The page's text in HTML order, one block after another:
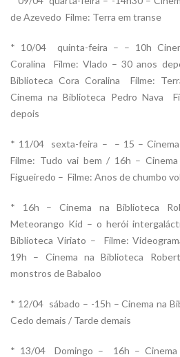
de Azevedo  Filme: Terra em transe
* 10/04  quinta-feira – – 10h
Coralina  Filme: Vlado – 30 anos
Biblioteca Cora Coralina  Filme:
Cinema na Biblioteca Pedro Nava 
depois
* 11/04  sexta-feira – – 15 – Cinema
Filme: Tudo vai bem / 16h –
Figueiredo – Filme: Anos de chumbo
* 16h – Cinema na Biblioteca
Meteorango Kid – o herói
Biblioteca Viriato – Filme:
19h – Cinema na Biblioteca
monstros de Babaloo
* 12/04  sábado – -15h – Cinema na
Cedo demais / Tarde demais
* 13/04  Domingo – 16h – Cinema